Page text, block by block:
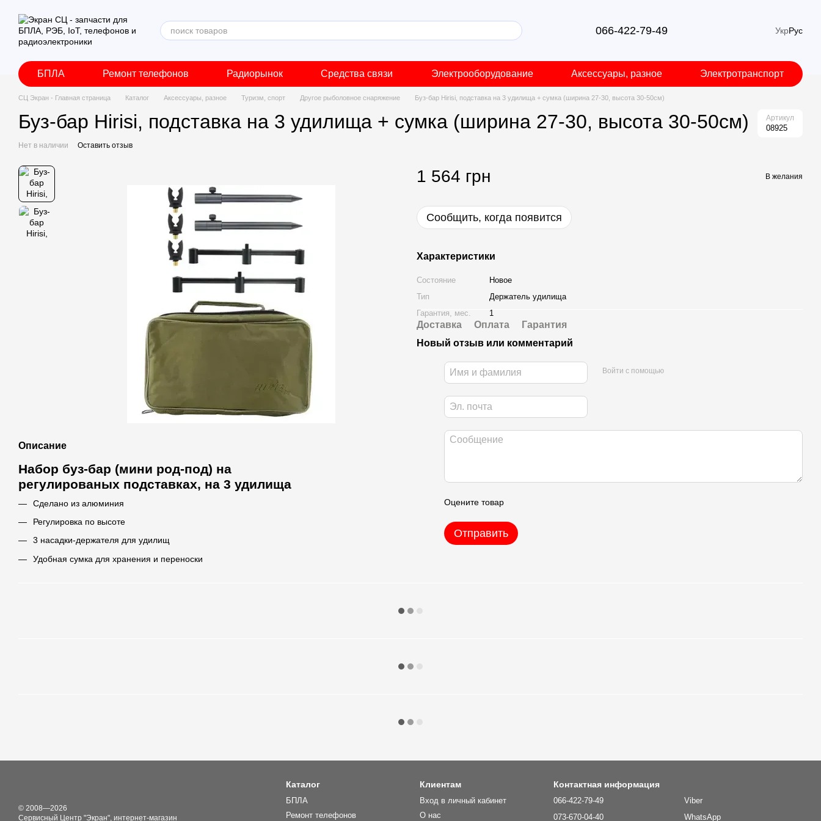
066-422-79-49 УкрРус
БПЛА Ремонт телефонов Радиорынок Средства связи Электрооборудование Аксессуары, разное Электротранспорт
СЦ Экран - Главная страница Каталог Аксессуары, разное Туризм, спорт Другое рыболовное снаряжение Буз-бар Hirisi, подставка на 3 удилища + сумка (ширина 27-30, высота 30-50см)
Буз-бар Hirisi, подставка на 3 удилища + сумка (ширина 27-30, высота 30-50см) Артикул
08925
Нет в наличии Оставить отзыв
Описание
Набор буз-бар (мини род-под) на
регулированых подставках, на 3 удилища
Сделано из алюминия
Регулировка по высоте
3 насадки-держателя для удилищ
Удобная сумка для хранения и переноски
1 564 грн В желания
Сообщить, когда появится
Характеристики
Состояние
Новое
Тип
Держатель удилища
Гарантия, мес.
1
Доставка Оплата
Гарантия
Новый отзыв или комментарий
Войти с помощью
Оцените товар
Отправить
© 2008—2026
Сервисный Центр "Экран", интернет-магазин
Каталог
БПЛА
Ремонт телефонов
Клиентам
Вход в личный кабинет
О нас
Контактная информация
066-422-79-49
073-670-04-40
Viber
WhatsApp